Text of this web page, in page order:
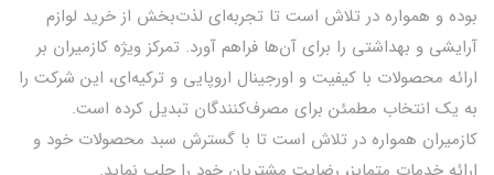
بوده و همواره در تلاش است تا تجربه‌ای لذت‌بخش از خرید لوازم
آرایشی و بهداشتی را برای آن‌ها فراهم آورد. تمرکز ویژه کازمیران بر
ارائه محصولات با کیفیت و اورجینال اروپایی و ترکیه‌ای، این شرکت را
به یک انتخاب مطمئن برای مصرف‌کنندگان تبدیل کرده است.
کازمیران همواره در تلاش است تا با گسترش سبد محصولات خود و